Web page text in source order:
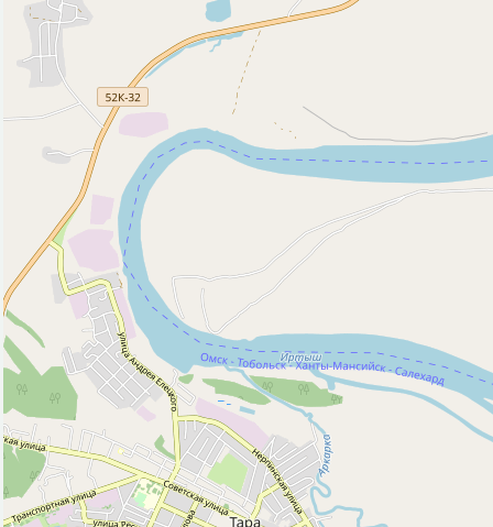
Фонтан (1)
Исторические объекты
Памятник (4)
Природные объекты